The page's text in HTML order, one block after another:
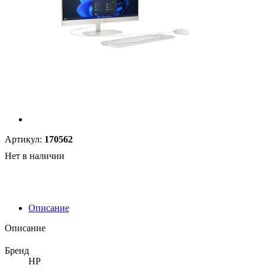
Артикул: 170562
Нет в наличии
Описание
Описание
Бренд
HP